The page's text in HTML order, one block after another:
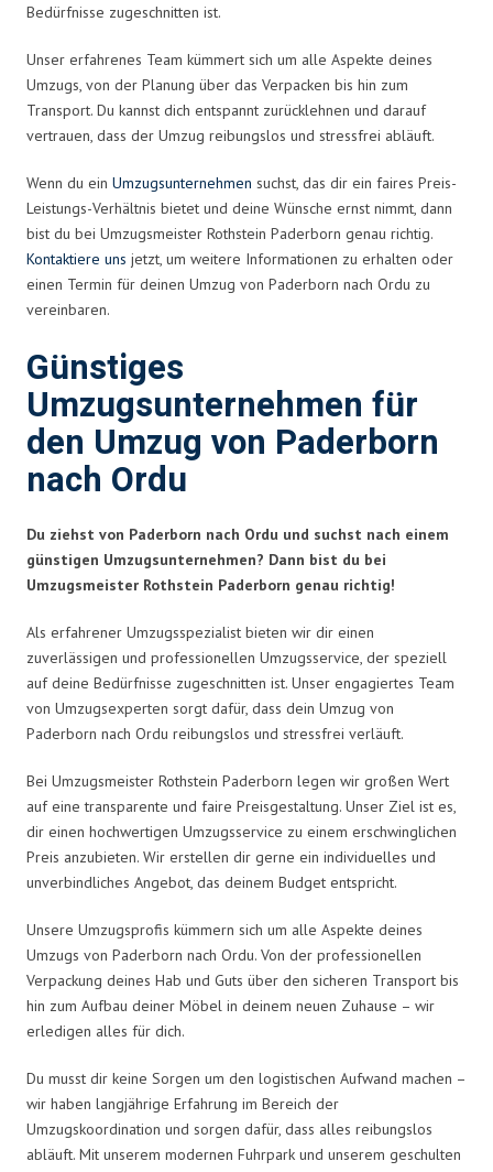
Bedürfnisse zugeschnitten ist.
Unser erfahrenes Team kümmert sich um alle Aspekte deines
Umzugs, von der Planung über das Verpacken bis hin zum
Transport. Du kannst dich entspannt zurücklehnen und darauf
vertrauen, dass der Umzug reibungslos und stressfrei abläuft.
Wenn du ein Umzugsunternehmen suchst, das dir ein faires Preis-
Leistungs-Verhältnis bietet und deine Wünsche ernst nimmt, dann
bist du bei Umzugsmeister Rothstein Paderborn genau richtig.
Kontaktiere uns jetzt, um weitere Informationen zu erhalten oder
einen Termin für deinen Umzug von Paderborn nach Ordu zu
vereinbaren.
Günstiges
Umzugsunternehmen für
den Umzug von Paderborn
nach Ordu
Du ziehst von Paderborn nach Ordu und suchst nach einem
günstigen Umzugsunternehmen? Dann bist du bei
Umzugsmeister Rothstein Paderborn genau richtig!
Als erfahrener Umzugsspezialist bieten wir dir einen
zuverlässigen und professionellen Umzugsservice, der speziell
auf deine Bedürfnisse zugeschnitten ist. Unser engagiertes Team
von Umzugsexperten sorgt dafür, dass dein Umzug von
Paderborn nach Ordu reibungslos und stressfrei verläuft.
Bei Umzugsmeister Rothstein Paderborn legen wir großen Wert
auf eine transparente und faire Preisgestaltung. Unser Ziel ist es,
dir einen hochwertigen Umzugsservice zu einem erschwinglichen
Preis anzubieten. Wir erstellen dir gerne ein individuelles und
unverbindliches Angebot, das deinem Budget entspricht.
Unsere Umzugsprofis kümmern sich um alle Aspekte deines
Umzugs von Paderborn nach Ordu. Von der professionellen
Verpackung deines Hab und Guts über den sicheren Transport bis
hin zum Aufbau deiner Möbel in deinem neuen Zuhause – wir
erledigen alles für dich.
Du musst dir keine Sorgen um den logistischen Aufwand machen –
wir haben langjährige Erfahrung im Bereich der
Umzugskoordination und sorgen dafür, dass alles reibungslos
abläuft. Mit unserem modernen Fuhrpark und unserem geschulten